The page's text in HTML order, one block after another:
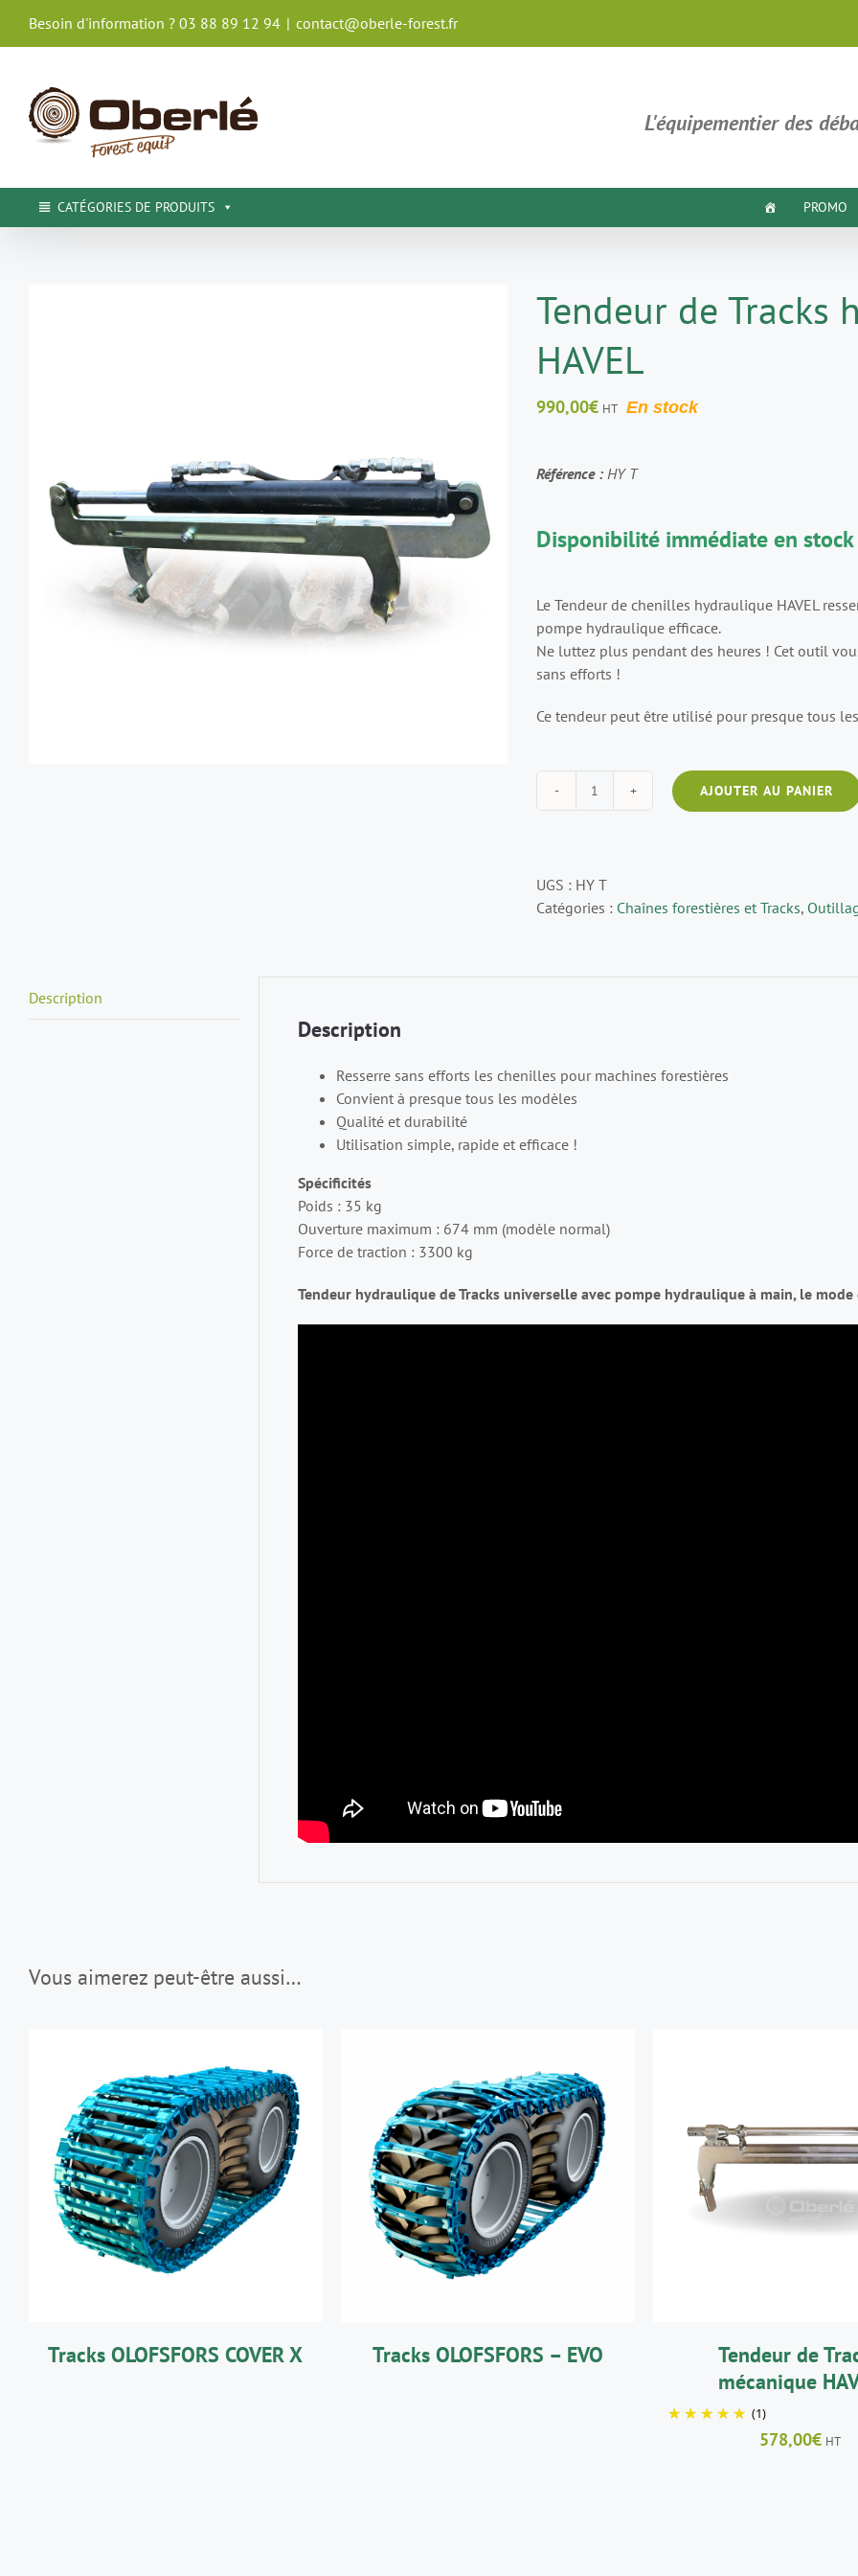
Besoin d'information ? 03 88 89 12 94 | contact@oberle-forest.fr
L'équipementier des
CATÉGORIES DE PRODUITS PROMO
Tendeur de
HAVEL
990,00€ HT En stock
Référence : HY T
Disponibilité immédiate en stock
Le Tendeur de chenilles hydraulique HAVEL
pompe hydraulique efficace.
Ne luttez plus pendant des heures ! Cet outil
sans efforts !
Ce tendeur peut être utilisé pour presque tous
quantité
Tracks
hydraulique
AJOUTER AU PANIER
UGS : HY T
Catégories : Chaînes forestières et Tracks,
Description
Description
Resserre sans efforts les chenilles pour machines forestières
Convient à presque tous les modèles
Qualité et durabilité
Utilisation simple, rapide et efficace !
Spécificités
Poids : 35 kg
Ouverture maximum : 674 mm (modèle normal)
Force de traction : 3300 kg
Tendeur hydraulique de Tracks universelle avec pompe hydraulique à main, le mode
Vous aimerez peut-être aussi…
DÉTAILS
Tracks OLOFSFORS COVER X
DÉTAILS
Tracks OLOFSFORS – EVO
AJOUTER AU
DÉTAILS
Tendeur de
mécanique
(1)
578,00€ HT